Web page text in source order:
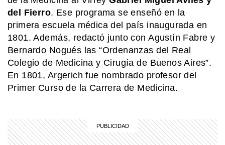
del Fierro. Ese programa se enseñó en la
primera escuela médica del país inaugurada en
1801. Además, redactó junto con Agustín Fabre y
Bernardo Nogués las “Ordenanzas del Real
Colegio de Medicina y Cirugía de Buenos Aires”.
En 1801, Argerich fue nombrado profesor del
Primer Curso de la Carrera de Medicina.
MI PAIS
¿Sabías que Manuel Belgrano era
descendiente de italianos?
EL MUNDO
Todos bajo un mismo techo: así es
SABER MAS
¿Qué significa cuando los perros se